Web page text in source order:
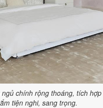
chính rộng thoáng, tích
tiện nghi, sang trọng.